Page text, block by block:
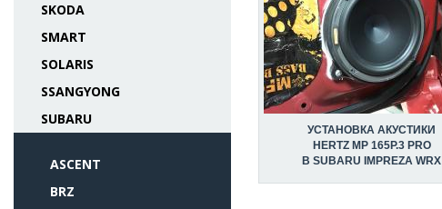
SKODA
SMART
SOLARIS
SSANGYONG
SUBARU
ASCENT
BRZ
УСТАНОВКА АКУСТИКИ
HERTZ MP 165P.3 PRO
В SUBARU IMPREZA WRX